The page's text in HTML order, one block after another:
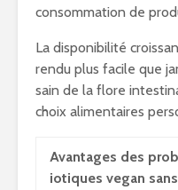
consommation de
La disponibilité
rendu plus facile que
sain de la flore
choix alimentaires
Avantages des prob
iotiques vegan sans